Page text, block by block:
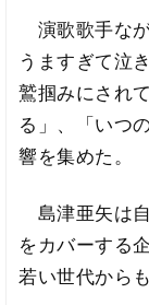
演歌歌手な
うますぎて泣
鷲掴みにされ
る」、「いつ
響を集めた。
島津亜矢は
をカバーする
若い世代から